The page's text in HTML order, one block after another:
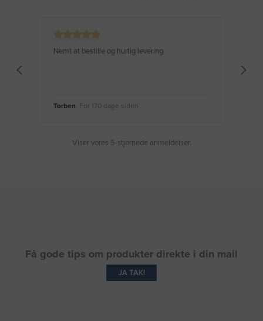
Nemt at bestille og hurtig levering
Torben, For 170 dage siden
Viser vores 5-stjernede anmeldelser.
Få gode tips om produkter direkte i din mail
JA TAK!